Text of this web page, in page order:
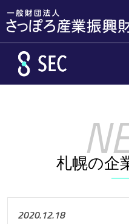
札幌の企
2020.12.18